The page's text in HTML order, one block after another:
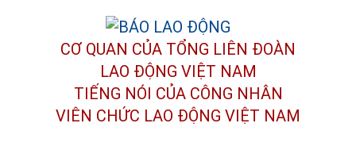
CƠ QUAN CỦA TỔNG LIÊN ĐOÀN
LAO ĐỘNG VIỆT NAM
TIẾNG NÓI CỦA CÔNG NHÂN
VIÊN CHỨC LAO ĐỘNG VIỆT NAM